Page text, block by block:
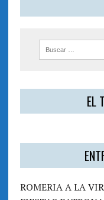
EL
ROMERIA A LA